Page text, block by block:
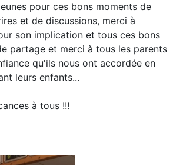
pour ces bons moments de
et de discussions, merci à
son implication et tous ces bons
partage et merci à tous les parents
qu'ils nous ont accordée en
leurs enfants...
à tous !!!